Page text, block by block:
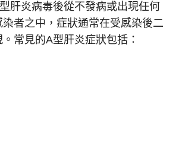
肝炎病毒後從不發病或出現任何
者之中，症狀通常在受感染後二
常見的A型肝炎症狀包括：